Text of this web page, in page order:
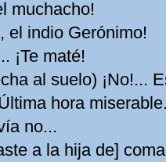
muchacho!
el indio Gerónimo!
¡Te maté!
al suelo) ¡No!...
hora
no...
a la hija de]